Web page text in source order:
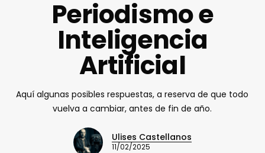
Periodismo e
Inteligencia
Artificial
Aquí algunas posibles respuestas, a reserva de que todo
vuelva a cambiar, antes de fin de año.
Ulises Castellanos
11/02/2025